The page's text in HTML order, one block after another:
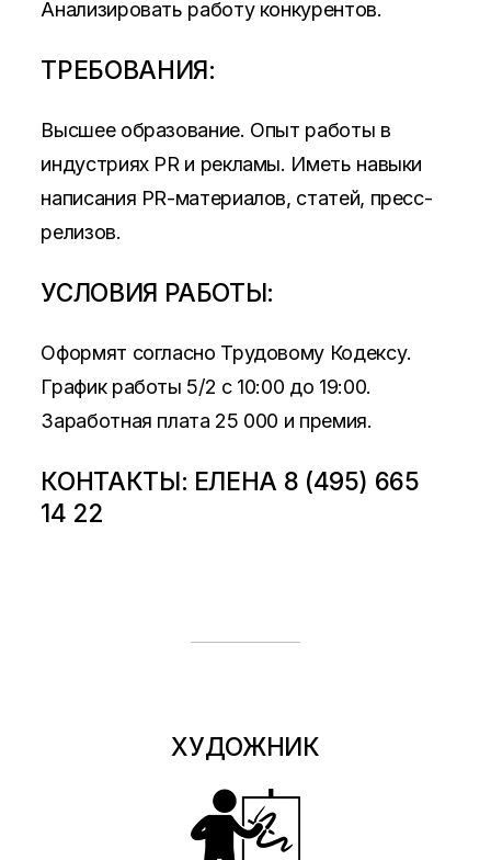
Анализировать работу конкурентов.
ТРЕБОВАНИЯ:
Высшее образование. Опыт работы в
индустриях PR и рекламы. Иметь навыки
написания PR-материалов, статей, пресс-
релизов.
УСЛОВИЯ РАБОТЫ:
Оформят согласно Трудовому Кодексу.
График работы 5/2 с 10:00 до 19:00.
Заработная плата 25 000 и премия.
КОНТАКТЫ: ЕЛЕНА 8 (495) 665
14 22
ХУДОЖНИК